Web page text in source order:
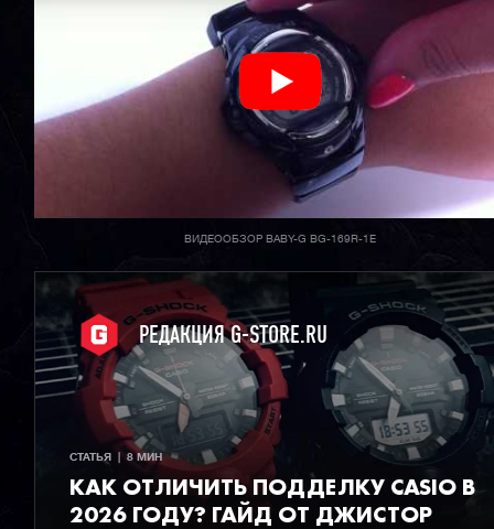
ВИДЕООБЗОР BABY-G BG-169R-1E
РЕДАКЦИЯ G-STORE.RU
СТАТЬЯ  |  8 МИН
КАК ОТЛИЧИТЬ ПОДДЕЛКУ CASIO В
2026 ГОДУ? ГАЙД ОТ ДЖИСТОР